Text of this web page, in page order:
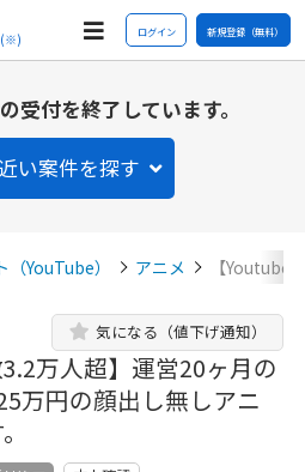
(※) ログイン 新規登録（無料）
受付を終了しています。
い案件を探す
YouTube） アニメ 【Youtube
万人超】運営20ヶ月の
万円の顔出し無しアニ
気になる（値下げ通知）